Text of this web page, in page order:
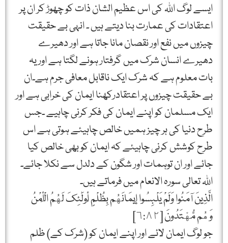
ایسے لوگ اللہ کی اس عظیم الشان ذات کو چھوڑ کر ان پر
اعتقادات کی عمارت بنا دیتے ہیں ۔ انہی بے حقیقت
چیزوں میں نفع اور نقصان مانا جاتا ہے اور دھیرے
دھیرے انسان شرک میں گرفتار ہونے لگتا ہے اور یہ
بات معلوم ہے کہ شرک ایک ناقابل معافی جرم ہے۔ان
بے حقیقت چیزوں پر اعتقادرکھنا ایمان کی خرابی ہے اور
ایک مسلمان کو اپنے ایمان کی فکر کرنی چاہیے ۔جس
طرح دنیا کی ہر چیز ہمیں خالص چاہیئے ہوتی ہے اس
طرح کوشش کرنی چاہیئے کہ ایمان کو بھی خالص کیا
جائے اور ان توہمات اور شگون کے دلدل سے نکلا جائے۔
اللہ تعالی سورہ الانعام میں فرماتے ہیں۔
الَّذِينَ آمَنُوا وَلَمْ يَلْبِسُوا إِيمَانَهُم بِظُلْمٍ أُولَٰئِكَ لَهُمُ الْأَمْنُ
وَهُم مُّهْتَدُونَ [٦:٨٢]
جو لوگ ایمان لائے اور اپنے ایمان کو (شرک کے) ظلم